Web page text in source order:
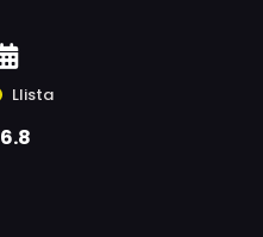
Llista
6.8